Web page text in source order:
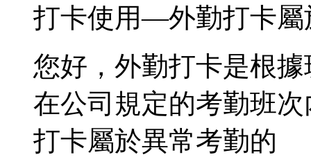
打卡使用—外勤打卡屬
您好，外勤打卡是根
在公司規定的考勤班
打卡屬於異常考勤的